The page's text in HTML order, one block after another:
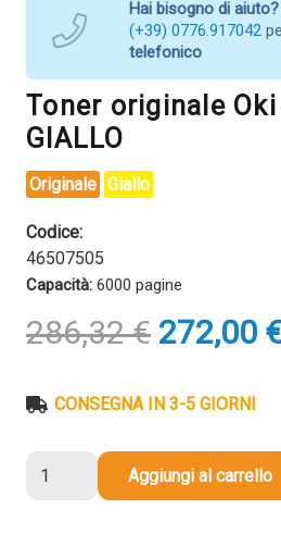
Hai bisogno di aiuto?
(+39) 0776.917042
telefonico
Toner originale
GIALLO
Originale Giallo
Codice:
46507505
Capacità: 6000 pagine
286,32€ Il
prezzo
era:
272,00
CONSEGNA IN 3-5 GIORNI
Aggiungi al carrello